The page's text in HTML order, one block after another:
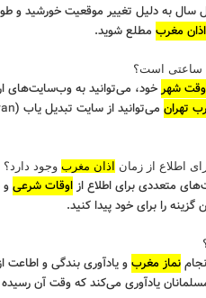
سال به دلیل تغییر موقعیت خورشید و
مغرب مطلع شوید.
ساعتی است؟
وقت شهرخود، می‌توانید به وب‌سایت‌های
تهران می‌توانید از سایت تبدیل یاب (
اطلاع از زمان اذان مغرب وجود دارد؟
متعددی برای اطلاع ازاوقات شرعیو
را برای خود پیدا کنید.
نماز مغربو یادآوری بندگی و
یادآوری می‌کند که وقت آن